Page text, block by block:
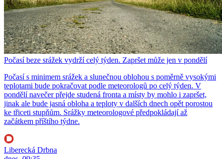
Počasí beze srážek vydrží celý týden. Zapršet může jen v pondělí
Počasí s minimem srážek a slunečnou oblohou s poměrně vysokými
teplotami bude pokračovat podle meteorologů po celý týden. V
pondělí navečer přejde studená fronta a místy by mohlo i zapršet,
jinak ale bude jasná obloha a teploty v dalších dnech opět porostou
ke třiceti stupňům. Srážky meteorologové předpokládají až
začátkem příštího týdne.
Liberecká Drbna